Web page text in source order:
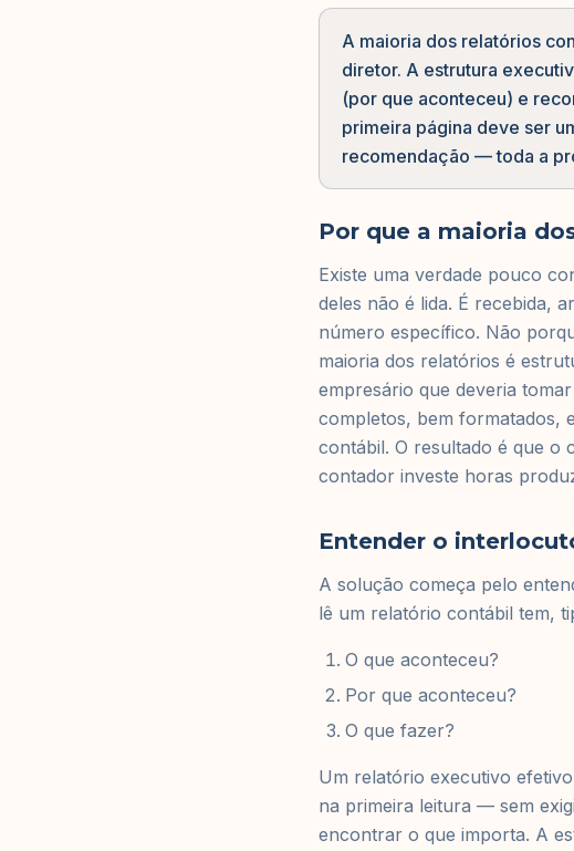
A maioria dos relatórios
diretor. A estrutura
(por que aconteceu) e
primeira página deve ser
recomendação — toda a
Por que a maioria
Existe uma verdade pouco
deles não é lida. É recebida,
número específico. Não
maioria dos relatórios é
empresário que deveria
completos, bem formatados,
contábil. O resultado é que o
contador investe horas
Entender o
A solução começa pelo
lê um relatório contábil tem,
O que aconteceu?
Por que aconteceu?
O que fazer?
Um relatório executivo
na primeira leitura — sem
encontrar o que importa. A